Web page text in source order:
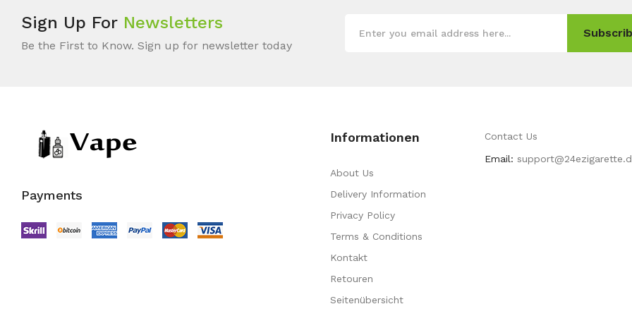
Sign Up For Newsletters
Be the First to Know. Sign up for newsletter today
Payments
Informationen
About Us
Delivery Information
Privacy Policy
Terms & Conditions
Kontakt
Retouren
Seitenübersicht
Contact Us
Email: